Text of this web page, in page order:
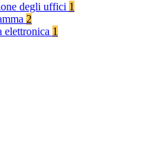
degli uffici 1
2
elettronica 1